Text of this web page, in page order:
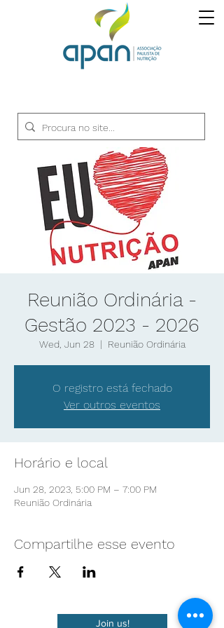
Reunião Ordinária -
Gestão 2023 - 2026
Wed, Jun 28
  |
Reunião Ordinária
O registro está fechado
Ver outros eventos
Horário e local
Jun 28, 2023, 5:00 PM – 7:00 PM
Reunião Ordinária
Compartilhe esse evento
Join us!